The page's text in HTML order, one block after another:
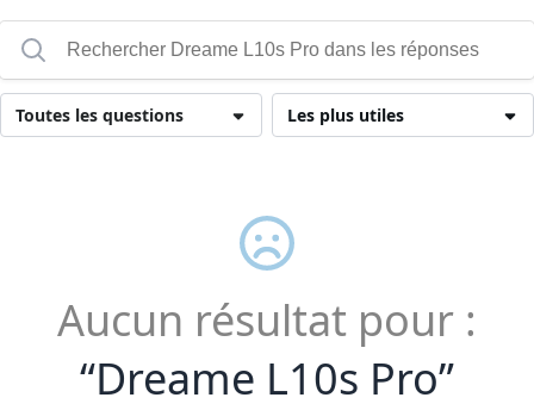
Les plus utiles
Toutes les questions
Aucun résultat pour :
“Dreame L10s Pro”